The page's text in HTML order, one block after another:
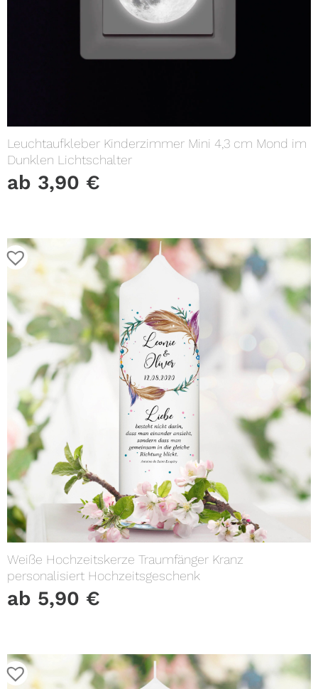
Leuchtaufkleber Kinderzimmer Mini 4,3 cm Mond im
Dunklen Lichtschalter
ab 3,90 €
Weiße Hochzeitskerze Traumfänger Kranz
personalisiert Hochzeitsgeschenk
ab 5,90 €